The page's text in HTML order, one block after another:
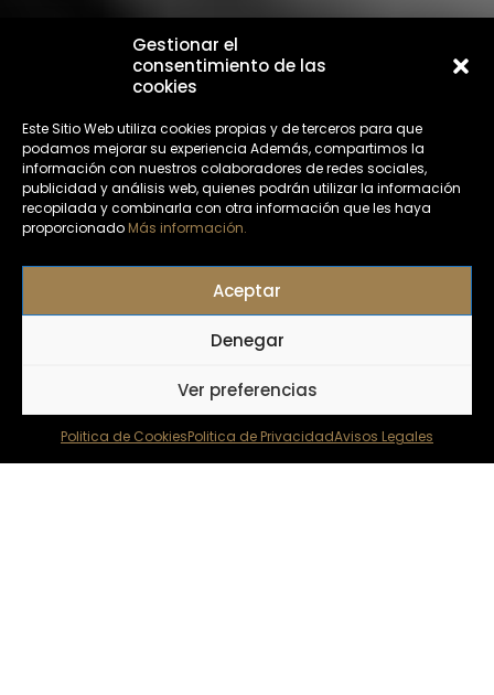
Gestionar el
consentimiento de las
cookies
Este Sitio Web utiliza cookies propias y de terceros para que
podamos mejorar su experiencia Además, compartimos la
información con nuestros colaboradores de redes sociales,
publicidad y análisis web, quienes podrán utilizar la información
recopilada y combinarla con otra información que les haya
proporcionado Más información.
Aceptar
Denegar
Ver preferencias
Politica de CookiesPolitica de PrivacidadAvisos Legales